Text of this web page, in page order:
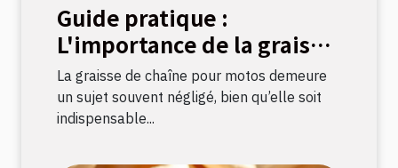
Guide pratique :
L'importance de la graisse
de chaîne pour motos
La graisse de chaîne pour motos demeure
un sujet souvent négligé, bien qu’elle soit
indispensable...